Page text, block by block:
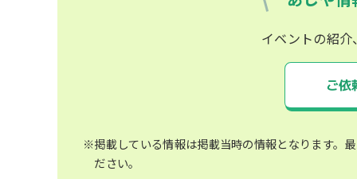
イベントの紹
ご依
※掲載している情報は掲載当時の情報となります。
ださい。